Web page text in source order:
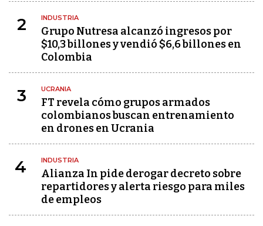
2 INDUSTRIA
Grupo Nutresa alcanzó ingresos por
$10,3 billones y vendió $6,6 billones en
Colombia
3 UCRANIA
FT revela cómo grupos armados
colombianos buscan entrenamiento
en drones en Ucrania
4 INDUSTRIA
Alianza In pide derogar decreto sobre
repartidores y alerta riesgo para miles
de empleos